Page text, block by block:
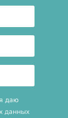
даю
данных